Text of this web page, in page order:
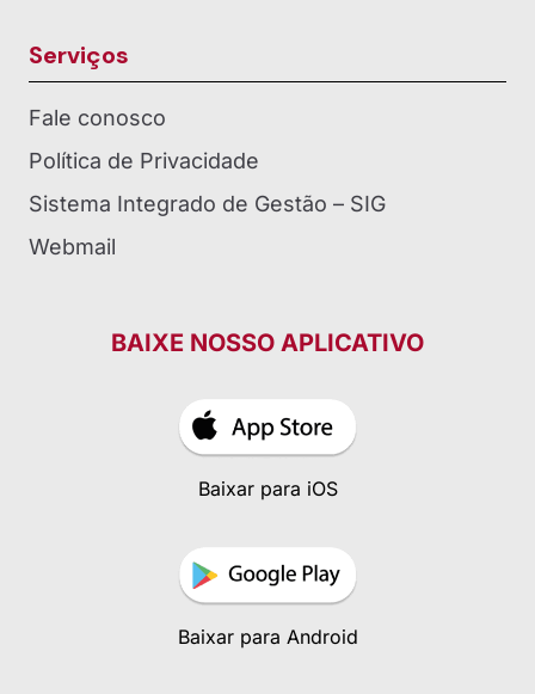
Serviços
Fale conosco
Política de Privacidade
Sistema Integrado de Gestão – SIG
Webmail
BAIXE NOSSO APLICATIVO
Baixar para iOS
Baixar para Android